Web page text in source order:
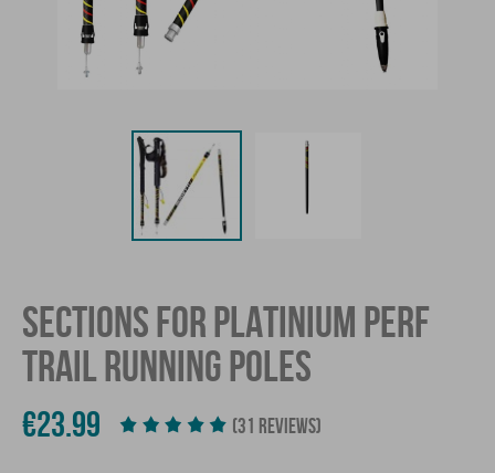
SECTIONS FOR PLATINIUM PERF
TRAIL RUNNING POLES
€23.99 (31 REVIEWS)